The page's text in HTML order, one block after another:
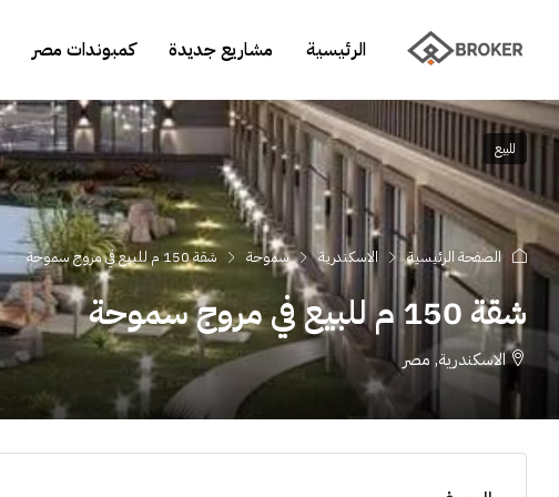
الرئيسية مشاريع جديدة كمبوندات مصر
للبيع
الصفحة الرئيسية الاسكندرية سموحة شقة 150 م للبيع في مروج سموحة
شقة 150 م للبيع في مروج سموحة
الاسكندرية, مصر